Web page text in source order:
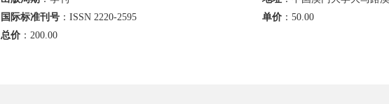
国际标准刊号 ：ISSN 2220-2595 单价： 50.00
总价 ： 200.00